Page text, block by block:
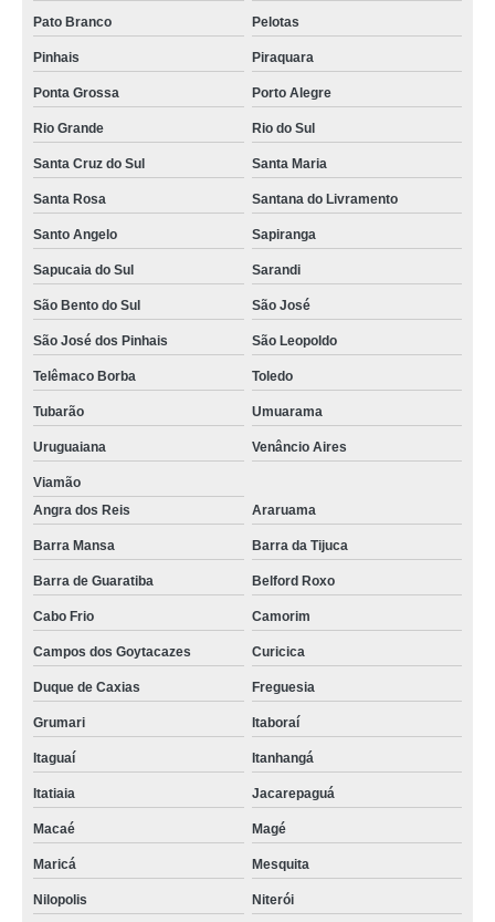
Pato Branco Pelotas
Pinhais Piraquara
Ponta Grossa Porto Alegre
Rio Grande Rio do Sul
Santa Cruz do Sul Santa Maria
Santa Rosa Santana do Livramento
Santo Angelo Sapiranga
Sapucaia do Sul Sarandi
São Bento do Sul São José
São José dos Pinhais São Leopoldo
Telêmaco Borba Toledo
Tubarão Umuarama
Uruguaiana Venâncio Aires
Viamão
Angra dos Reis
Araruama
Barra Mansa Barra da Tijuca
Barra de Guaratiba Belford Roxo
Cabo Frio Camorim
Campos dos Goytacazes Curicica
Duque de Caxias Freguesia
Grumari Itaboraí
Itaguaí Itanhangá
Itatiaia Jacarepaguá
Macaé Magé
Maricá Mesquita
Nilopolis Niterói